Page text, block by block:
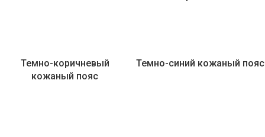
Темно-коричневый
кожаный пояс
Темно-синий кожаный пояс